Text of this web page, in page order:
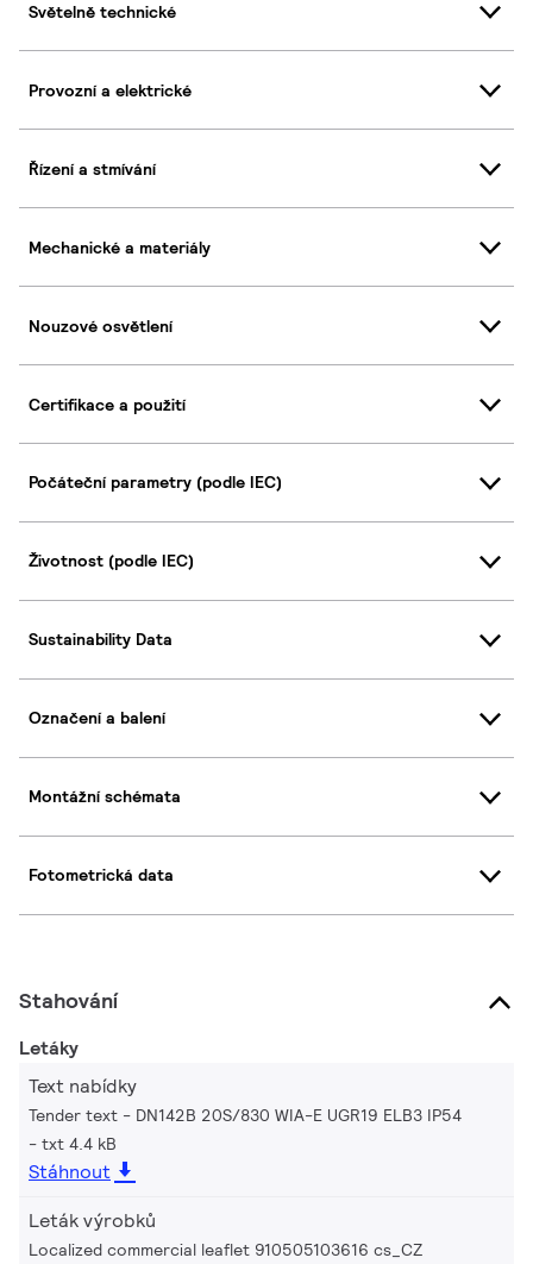
Světelně technické
Provozní a elektrické
Řízení a stmívání
Mechanické a materiály
Nouzové osvětlení
Certifikace a použití
Počáteční parametry (podle IEC)
Životnost (podle IEC)
Sustainability Data
Označení a balení
Montážní schémata
Fotometrická data
Stahování
Letáky
Text nabídky
Tender text - DN142B 20S/830 WIA-E UGR19 ELB3 IP54
txt 4.4 kB
Stáhnout
Leták výrobků
Localized commercial leaflet 910505103616 cs_CZ